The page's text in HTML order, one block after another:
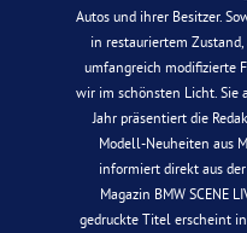
Autos und ihrer Besitzer.
in restauriertem
umfangreich modifizierte
wir im schönsten Licht. Sie
Jahr präsentiert die
Modell-Neuheiten aus
informiert direkt aus
Magazin BMW SCENE
gedruckte Titel erscheint